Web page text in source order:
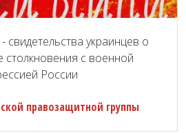
свидетельства украинцев о
с военной
России
правозащитной группы